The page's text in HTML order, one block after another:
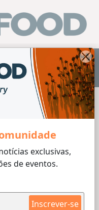
exclusivas,
de eventos.
Inscrever-se
PT